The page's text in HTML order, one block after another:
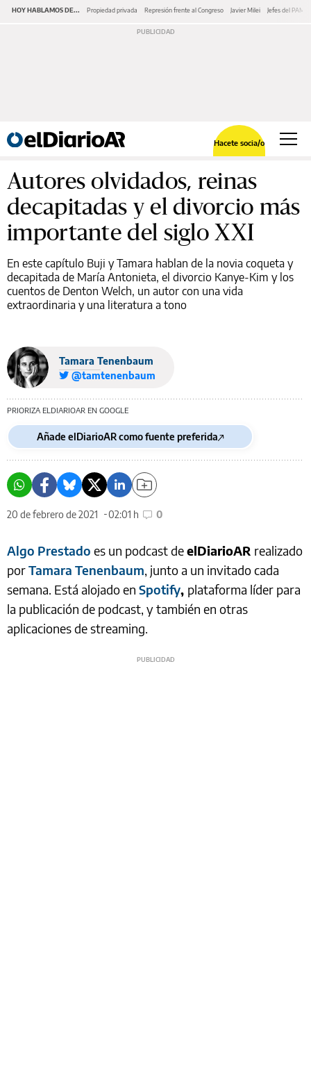
HOY HABLAMOS DE... Propiedad privada Represión frente al Congreso Javier Milei Jefes del PAMI
Hacete socia/o
Autores olvidados, reinas
decapitadas y el divorcio más
importante del siglo XXI
En este capítulo Buji y Tamara hablan de la novia coqueta y
decapitada de María Antonieta, el divorcio Kanye-Kim y los
cuentos de Denton Welch, un autor con una vida
extraordinaria y una literatura a tono
Tamara Tenenbaum
@tamtenenbaum
PRIORIZA ELDIARIOAR EN GOOGLE
Añade elDiarioAR como fuente preferida
20 de febrero de 2021 02:01 h 0
Algo Prestado es un podcast deelDiarioAR realizado
porTamara Tenenbaum, junto a un invitado cada
semana. Está alojado en Spotify, plataforma líder para
la publicación de podcast, y también en otras
aplicaciones de streaming.